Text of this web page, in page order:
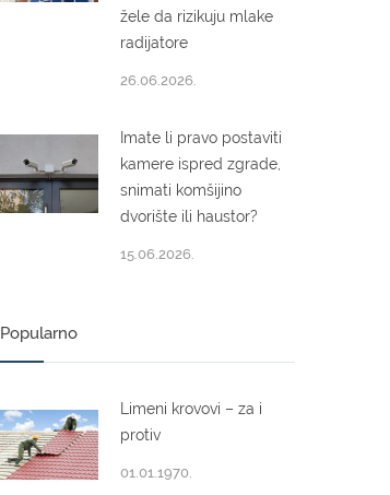
žele da rizikuju mlake
radijatore
26.06.2026.
Imate li pravo postaviti
kamere ispred zgrade,
snimati komšijino
dvorište ili haustor?
15.06.2026.
Popularno
Limeni krovovi – za i
protiv
01.01.1970.